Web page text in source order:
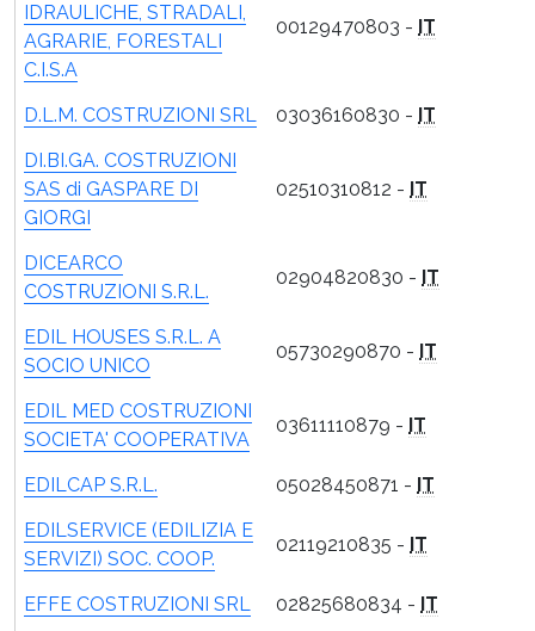
IDRAULICHE, STRADALI,
AGRARIE, FORESTALI
C.I.S.A
00129470803 - IT
D.L.M. COSTRUZIONI SRL 03036160830 - IT
DI.BI.GA. COSTRUZIONI
SAS di GASPARE DI
GIORGI
02510310812 - IT
DICEARCO
COSTRUZIONI S.R.L.
02904820830 - IT
EDIL HOUSES S.R.L. A
SOCIO UNICO
05730290870 - IT
EDIL MED COSTRUZIONI
SOCIETA' COOPERATIVA
03611110879 - IT
EDILCAP S.R.L. 05028450871 - IT
EDILSERVICE (EDILIZIA E
SERVIZI) SOC. COOP.
02119210835 - IT
EFFE COSTRUZIONI SRL 02825680834 - IT